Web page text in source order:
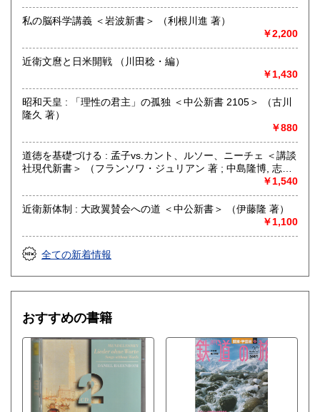
◇近隣であれば書籍の買取をしています。少数であれば店へ
の持ち込み、あるいは量が多い場合はまずは電話などで相談
買取が出来る本とそうでない本があります、メール・電話等
取り扱い分野
哲学宗教、歴史、社会科学、美術工芸、外国文学、趣味、サ
ブカルチャー、古書一般（その他）
私の脳科学講義 ＜岩波新書＞ （利根川進 著）
￥2,200
近衛文麿と日米開戦 （川田稔・編）
￥1,430
昭和天皇 : 「理性の君主」の孤独 ＜中公新書 2105＞ （古川
隆久 著）
￥880
道徳を基礎づける : 孟子vs.カント、ルソー、ニーチェ ＜講談
社現代新書＞ （フランソワ・ジュリアン 著 ; 中島隆博, 志野
￥1,540
近衛新体制 : 大政翼賛会への道 ＜中公新書＞ （伊藤隆 著）
￥1,100
全ての新着情報
おすすめの書籍